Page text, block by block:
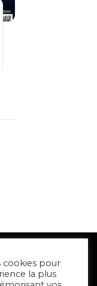
cookies pour
la plus